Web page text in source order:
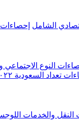
الشامل
النوع الاجتماعي
تعداد السعودية ٢٠٢٢
النقل والخدمات